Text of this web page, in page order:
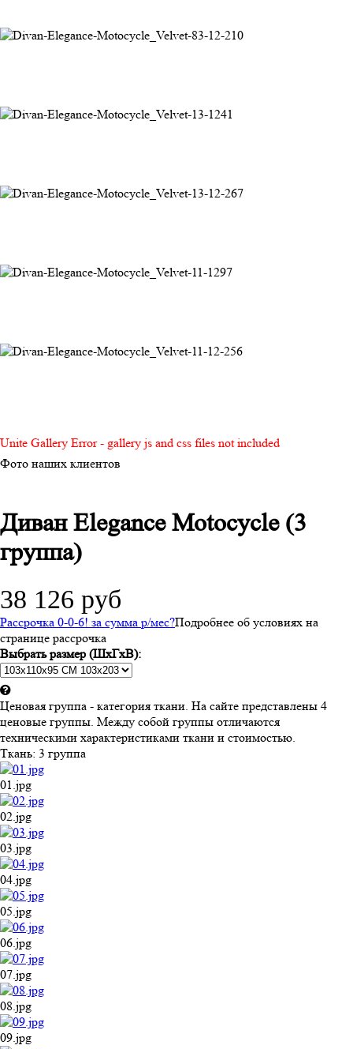
Unite Gallery Error - gallery js and css files not included
Фото наших клиентов
Диван Elegance Motocycle (3
группа)
38 126 руб
Рассрочка 0-0-6! за сумма р/мес?Подробнее об условиях на
странице рассрочка
Выбрать размер (ШхГхВ):
Ценовая группа - категория ткани. На сайте представлены 4
ценовые группы. Между собой группы отличаются
техническими характеристиками ткани и стоимостью.
Ткань: 3 группа
01.jpg
02.jpg
03.jpg
04.jpg
05.jpg
06.jpg
07.jpg
08.jpg
09.jpg